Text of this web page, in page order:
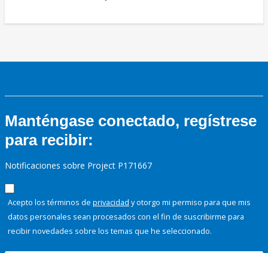
Manténgase conectado, regístrese
para recibir:
Notificaciones sobre Project P171667
Acepto los términos de privacidad y otorgo mi permiso para que mis
datos personales sean procesados con el fin de suscribirme para
recibir novedades sobre los temas que he seleccionado.